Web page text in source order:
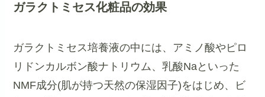
ガラクトミセス化粧品の効果
ガラクトミセス培養液の中には、アミノ酸やピロ
リドンカルボン酸ナトリウム、乳酸Naといった
NMF成分(肌が持つ天然の保湿因子)をはじめ、ビ